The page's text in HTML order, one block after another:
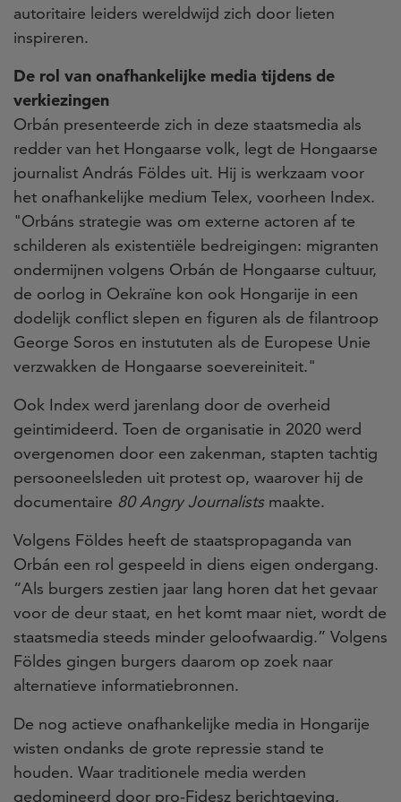
autoritaire leiders wereldwijd zich door lieten
inspireren.
De rol van onafhankelijke media tijdens de
verkiezingen
Orbán presenteerde zich in deze staatsmedia als
redder van het Hongaarse volk, legt de Hongaarse
journalist András Földes uit. Hij is werkzaam voor
het onafhankelijke medium Telex, voorheen Index.
"Orbáns strategie was om externe actoren af ​​te
schilderen als existentiële bedreigingen: migranten
ondermijnen volgens Orbán de Hongaarse cultuur,
de oorlog in Oekraïne kon ook Hongarije in een
dodelijk conflict slepen en figuren als de filantroop
George Soros en instututen als de Europese Unie
verzwakken de Hongaarse soevereiniteit."
Ook Index werd jarenlang door de overheid
geintimideerd. Toen de organisatie in 2020 werd
overgenomen door een zakenman, stapten tachtig
persooneelsleden uit protest op, waarover hij de
documentaire 80 Angry Journalistsmaakte.
Volgens Földes heeft de staatspropaganda van
Orbán een rol gespeeld in diens eigen ondergang.
“Als burgers zestien jaar lang horen dat het gevaar
voor de deur staat, en het komt maar niet, wordt de
staatsmedia steeds minder geloofwaardig.” Volgens
Földes gingen burgers daarom op zoek naar
alternatieve informatiebronnen.
De nog actieve onafhankelijke media in Hongarije
wisten ondanks de grote repressie stand te
houden. Waar traditionele media werden
gedomineerd door pro-Fidesz berichtgeving,